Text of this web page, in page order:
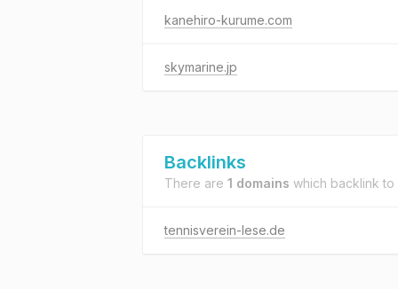
kanehiro-kurume.com
skymarine.jp
Backlinks
There are 1 domains which backlink to
tennisverein-lese.de